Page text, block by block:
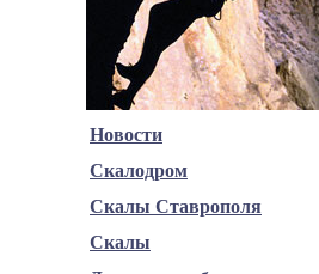
Новости
Скалодром
Скалы Ставрополя
Скалы